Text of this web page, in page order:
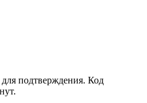
подтверждения. Код